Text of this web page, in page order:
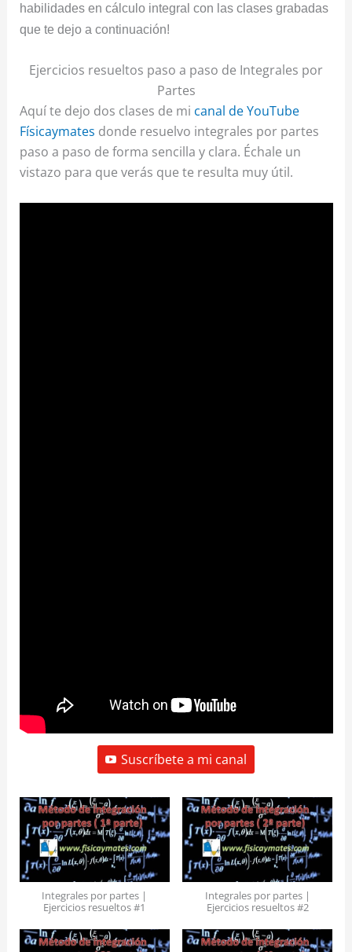
habilidades en cálculo integral con las clases grabadas
que te dejo a continuación!
Ejercicios resueltos paso a paso de Integrales por
Partes
Aquí te dejo dos clases de mi canal de YouTube
Físicaymates donde resuelvo integrales por partes
paso a paso de forma sencilla y clara. Échale un
vistazo para que verás que te resulta muy útil.
Suscríbete a mi canal
Integrales por partes |
Ejercicios resueltos #1
Integrales por partes |
Ejercicios resueltos #2